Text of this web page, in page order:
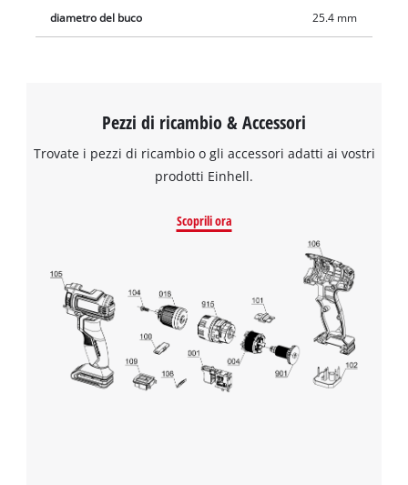
diametro del buco 25.4 mm
Pezzi di ricambio & Accessori
Trovate i pezzi di ricambio o gli accessori adatti ai vostri
prodotti Einhell.
Scoprili ora